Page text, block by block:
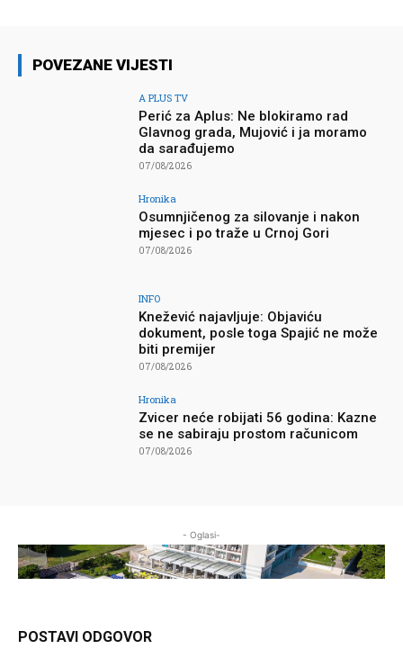
POVEZANE VIJESTI
A PLUS TV
Perić za Aplus: Ne blokiramo rad
Glavnog grada, Mujović i ja moramo
da sarađujemo
07/08/2026
Hronika
Osumnjičenog za silovanje i nakon
mjesec i po traže u Crnoj Gori
07/08/2026
INFO
Knežević najavljuje: Objaviću
dokument, posle toga Spajić ne može
biti premijer
07/08/2026
Hronika
Zvicer neće robijati 56 godina: Kazne
se ne sabiraju prostom računicom
07/08/2026
- Oglasi-
POSTAVI ODGOVOR